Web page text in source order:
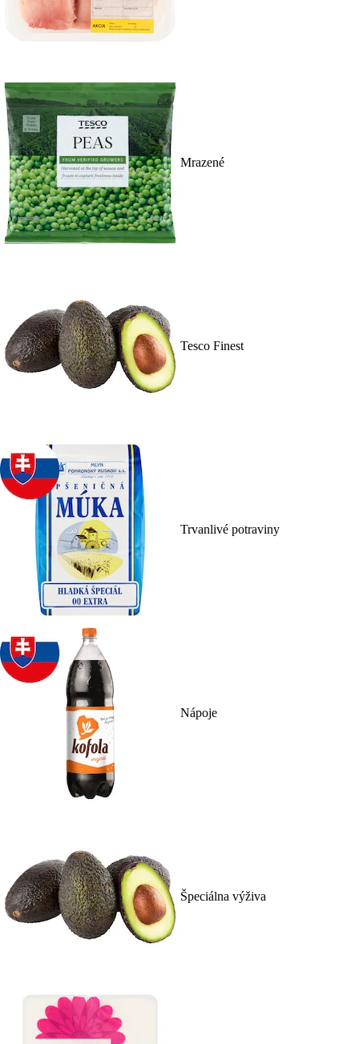
Mrazené
Tesco Finest
Trvanlivé potraviny
Nápoje
Špeciálna výživa